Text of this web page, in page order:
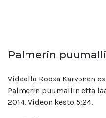
Palmerin puumalli
Videolla Roosa Karvonen
Palmerin puumallin että
2014. Videon kesto 5:24.